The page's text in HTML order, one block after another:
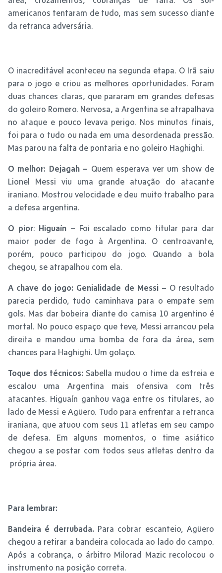
americanos tentaram de tudo, mas sem sucesso diante
da retranca adversária.
O inacreditável aconteceu na segunda etapa. O Irã saiu
para o jogo e criou as melhores oportunidades. Foram
duas chances claras, que pararam em grandes defesas
do goleiro Romero. Nervosa, a Argentina se atrapalhava
no ataque e pouco levava perigo. Nos minutos finais,
foi para o tudo ou nada em uma desordenada pressão.
Mas parou na falta de pontaria e no goleiro Haghighi.
O melhor: Dejagah – Quem esperava ver um show de
Lionel Messi viu uma grande atuação do atacante
iraniano. Mostrou velocidade e deu muito trabalho para
a defesa argentina.
O pior: Higuaín – Foi escalado como titular para dar
maior poder de fogo à Argentina. O centroavante,
porém, pouco participou do jogo. Quando a bola
chegou, se atrapalhou com ela.
A chave do jogo: Genialidade de Messi – O resultado
parecia perdido, tudo caminhava para o empate sem
gols. Mas dar bobeira diante do camisa 10 argentino é
mortal. No pouco espaço que teve, Messi arrancou pela
direita e mandou uma bomba de fora da área, sem
chances para Haghighi. Um golaço.
Toque dos técnicos: Sabella mudou o time da estreia e
escalou uma Argentina mais ofensiva com três
atacantes. Higuaín ganhou vaga entre os titulares, ao
lado de Messi e Agüero. Tudo para enfrentar a retranca
iraniana, que atuou com seus 11 atletas em seu campo
de defesa. Em alguns momentos, o time asiático
chegou a se postar com todos seus atletas dentro da
própria área.
Para lembrar:
Bandeira é derrubada. Para cobrar escanteio, Agüero
chegou a retirar a bandeira colocada ao lado do campo.
Após a cobrança, o árbitro Milorad Mazic recolocou o
instrumento na posição correta.